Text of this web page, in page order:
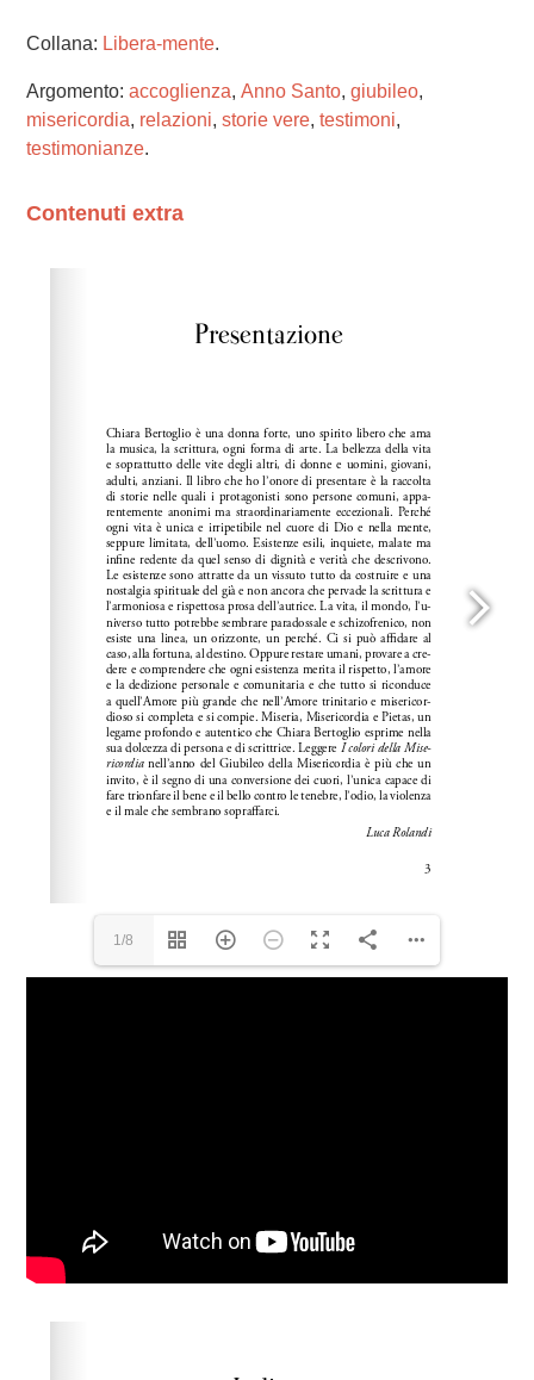
Collana: Libera-mente.
Argomento: accoglienza, Anno Santo, giubileo,
misericordia, relazioni, storie vere, testimoni,
testimonianze.
Contenuti extra
1/8